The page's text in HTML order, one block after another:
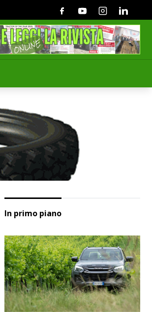
FacebookYoutubeInstagramLinkedin
In primo piano